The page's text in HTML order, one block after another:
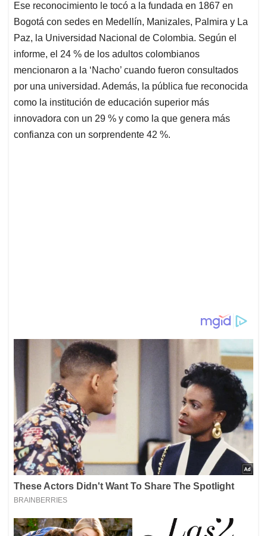
Ese reconocimiento le tocó a la fundada en 1867 en
Bogotá con sedes en Medellín, Manizales, Palmira y La
Paz, la Universidad Nacional de Colombia. Según el
informe, el 24 % de los adultos colombianos
mencionaron a la ‘Nacho’ cuando fueron consultados
por una universidad. Además, la pública fue reconocida
como la institución de educación superior más
innovadora con un 29 % y como la que genera más
confianza con un sorprendente 42 %.